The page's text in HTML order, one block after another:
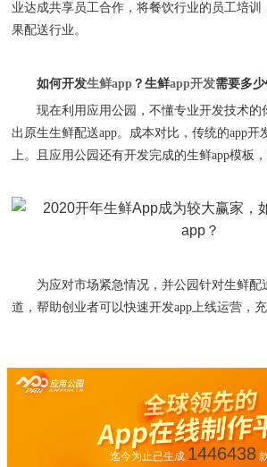
业达成共享员工合作，将餐饮行业的员工培训
果配送行业。
如何开发生鲜app ？生鲜app开发需要多少
现在利用应用公园，不懂专业开发技术的
出原生生鲜配送app。成本对比，传统的app开
上。且应用公园还有开发完成的生鲜app模板，
为应对市场紧急情况，并公园针对生鲜配
道，帮助创业者可以快速开发app上线运营，
迄今为止已生成 1446438